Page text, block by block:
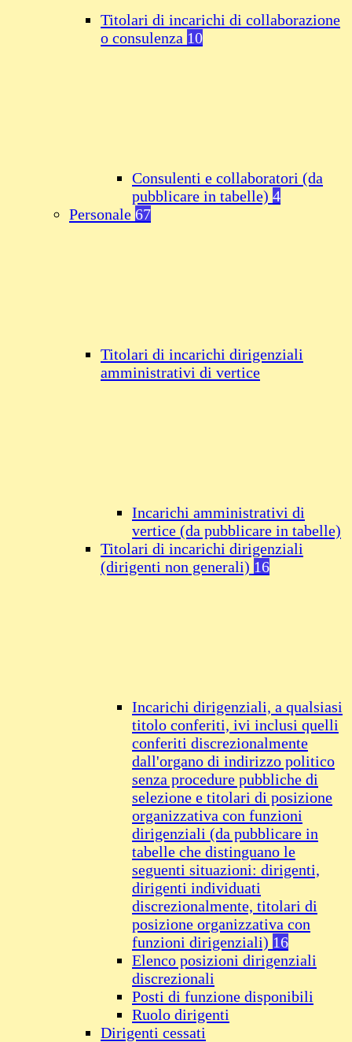
Titolari di incarichi di collaborazione
o consulenza 10
Consulenti e collaboratori (da
pubblicare in tabelle) 4
Personale 67
Titolari di incarichi dirigenziali
amministrativi di vertice
Incarichi amministrativi di
vertice (da pubblicare in tabelle)
Titolari di incarichi dirigenziali
(dirigenti non generali) 16
Incarichi dirigenziali, a qualsiasi
titolo conferiti, ivi inclusi quelli
conferiti discrezionalmente
dall'organo di indirizzo politico
senza procedure pubbliche di
selezione e titolari di posizione
organizzativa con funzioni
dirigenziali (da pubblicare in
tabelle che distinguano le
seguenti situazioni: dirigenti,
dirigenti individuati
discrezionalmente, titolari di
posizione organizzativa con
funzioni dirigenziali) 16
Elenco posizioni dirigenziali
discrezionali
Posti di funzione disponibili
Ruolo dirigenti
Dirigenti cessati